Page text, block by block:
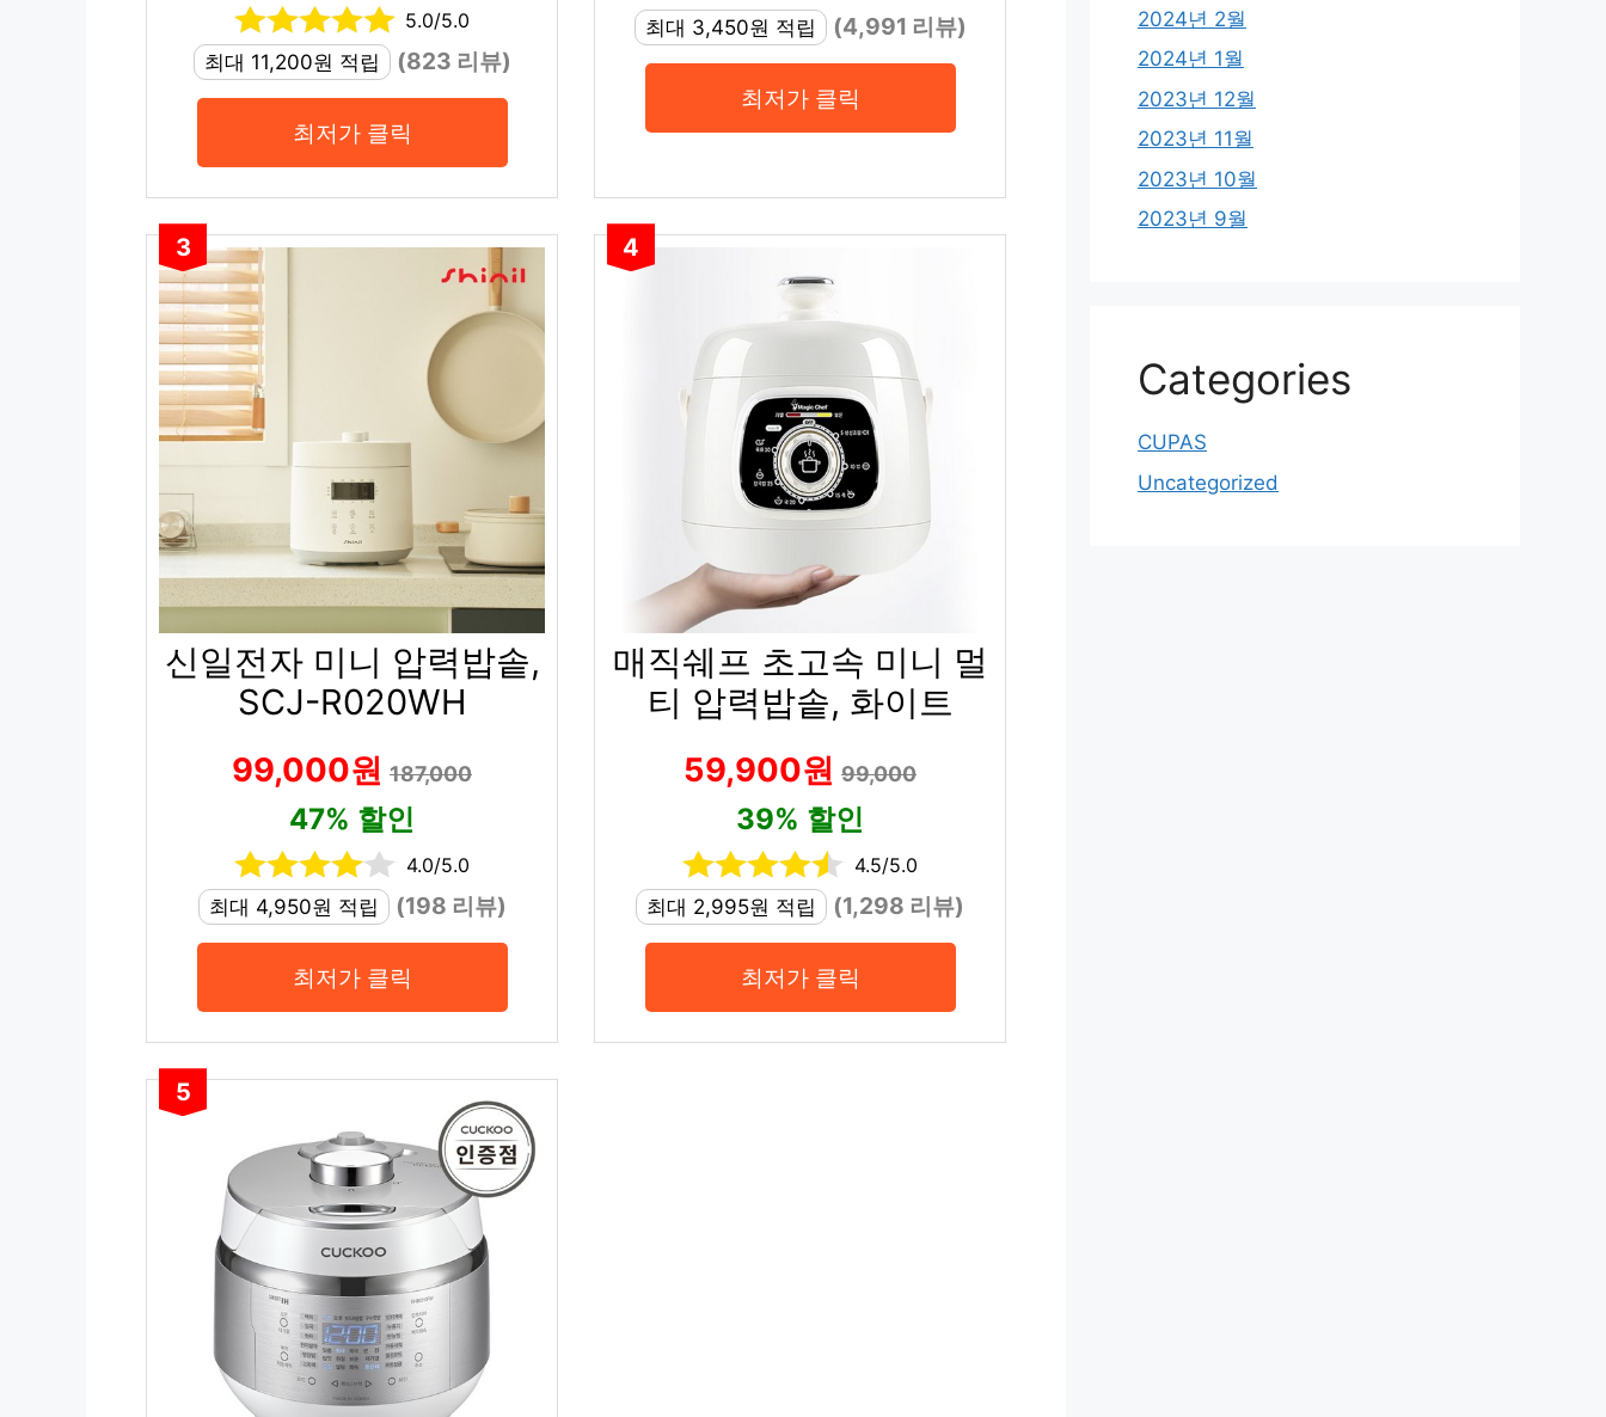
5.0/5.0
최대 11,200원 적립
(823 리뷰)
최저가 클릭
최대 3,450원 적립
(4,991 리뷰)
최저가 클릭
3
신일전자 미니 압력밥솥,
SCJ-R020WH
99,000원 187,000
47% 할인
4.0/5.0
최대 4,950원 적립
(198 리뷰)
최저가 클릭
4
매직쉐프 초고속 미니 멀
티 압력밥솥, 화이트
59,900원 99,000
39% 할인
4.5/5.0
최대 2,995원 적립
(1,298 리뷰)
최저가 클릭
5
2024년 2월
2024년 1월
2023년 12월
2023년 11월
2023년 10월
2023년 9월
Categories
CUPAS
Uncategorized